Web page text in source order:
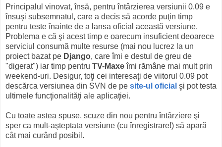
Principalul vinovat, însă, pentru întârzierea versiunii 0.09 e
însuşi subsemnatul, care a decis să acorde puţin timp
pentru teste înainte de a lansa oficial această versiune.
Problema e că şi acest timp e oarecum insuficient deoarece
serviciul consumă multe resurse (mai nou lucrez la un
proiect bazat pe Django, care îmi e destul de greu de
"digerat") iar timp pentru TV-Maxeîmi rămâne mai mult prin
weekend-uri. Desigur, toţi cei interesaţi de viitorul 0.09 pot
descărca versiunea din SVN de pe site-ul oficial şi pot testa
ultimele funcţionalităţi ale aplicaţiei.
Cu toate astea spuse, scuze din nou pentru întârziere şi
sper ca mult-aşteptata versiune (cu înregistrare!) să apară
cât mai curând posibil.